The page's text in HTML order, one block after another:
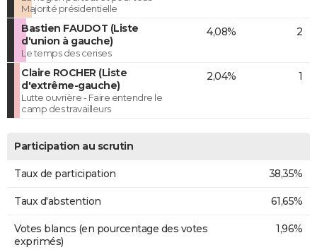
Majorité présidentielle
Bastien FAUDOT (Liste
d'union à gauche)
Le temps des cerises
4,08% 2
Claire ROCHER (Liste
d'extrême-gauche)
Lutte ouvrière - Faire entendre le
camp des travailleurs
2,04% 1
Participation au scrutin
Taux de participation 38,35%
Taux d'abstention 61,65%
Votes blancs (en pourcentage des votes
exprimés)
1,96%